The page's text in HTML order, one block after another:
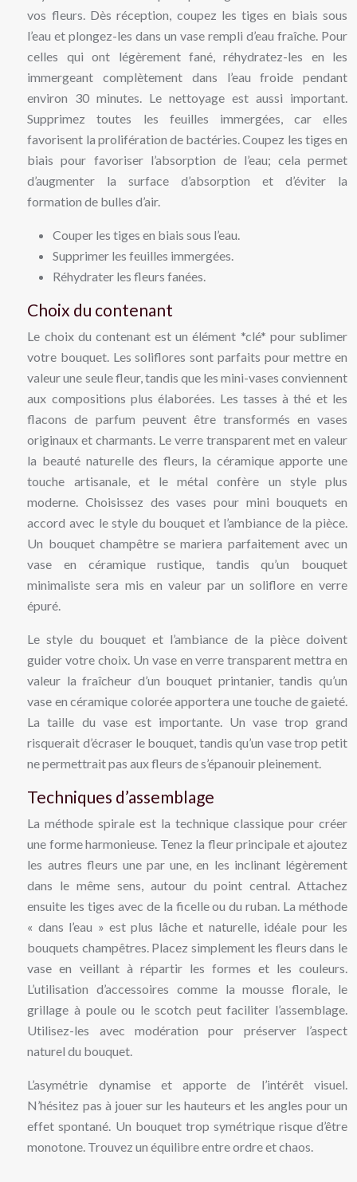
vos fleurs. Dès réception, coupez les tiges en biais sous
l’eau et plongez-les dans un vase rempli d’eau fraîche. Pour
celles qui ont légèrement fané, réhydratez-les en les
immergeant complètement dans l’eau froide pendant
environ 30 minutes. Le nettoyage est aussi important.
Supprimez toutes les feuilles immergées, car elles
favorisent la prolifération de bactéries. Coupez les tiges en
biais pour favoriser l’absorption de l’eau; cela permet
d’augmenter la surface d’absorption et d’éviter la
formation de bulles d’air.
Couper les tiges en biais sous l’eau.
Supprimer les feuilles immergées.
Réhydrater les fleurs fanées.
Choix du contenant
Le choix du contenant est un élément *clé* pour sublimer
votre bouquet. Les soliflores sont parfaits pour mettre en
valeur une seule fleur, tandis que les mini-vases conviennent
aux compositions plus élaborées. Les tasses à thé et les
flacons de parfum peuvent être transformés en vases
originaux et charmants. Le verre transparent met en valeur
la beauté naturelle des fleurs, la céramique apporte une
touche artisanale, et le métal confère un style plus
moderne. Choisissez des vases pour mini bouquets en
accord avec le style du bouquet et l’ambiance de la pièce.
Un bouquet champêtre se mariera parfaitement avec un
vase en céramique rustique, tandis qu’un bouquet
minimaliste sera mis en valeur par un soliflore en verre
épuré.
Le style du bouquet et l’ambiance de la pièce doivent
guider votre choix. Un vase en verre transparent mettra en
valeur la fraîcheur d’un bouquet printanier, tandis qu’un
vase en céramique colorée apportera une touche de gaieté.
La taille du vase est importante. Un vase trop grand
risquerait d’écraser le bouquet, tandis qu’un vase trop petit
ne permettrait pas aux fleurs de s’épanouir pleinement.
Techniques d’assemblage
La méthode spirale est la technique classique pour créer
une forme harmonieuse. Tenez la fleur principale et ajoutez
les autres fleurs une par une, en les inclinant légèrement
dans le même sens, autour du point central. Attachez
ensuite les tiges avec de la ficelle ou du ruban. La méthode
« dans l’eau » est plus lâche et naturelle, idéale pour les
bouquets champêtres. Placez simplement les fleurs dans le
vase en veillant à répartir les formes et les couleurs.
L’utilisation d’accessoires comme la mousse florale, le
grillage à poule ou le scotch peut faciliter l’assemblage.
Utilisez-les avec modération pour préserver l’aspect
naturel du bouquet.
L’asymétrie dynamise et apporte de l’intérêt visuel.
N’hésitez pas à jouer sur les hauteurs et les angles pour un
effet spontané. Un bouquet trop symétrique risque d’être
monotone. Trouvez un équilibre entre ordre et chaos.